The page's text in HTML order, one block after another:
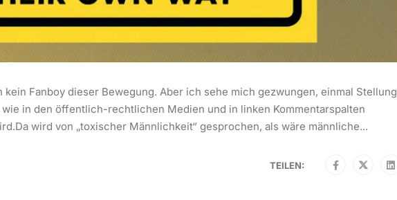
Fanboy dieser Bewegung. Aber ich sehe mich gezwungen, einmal Stellung
in den öffentlich-rechtlichen Medien und in linken Kommentarspalten
wird von „toxischer Männlichkeit“ gesprochen, als wäre männliche...
TEILEN: